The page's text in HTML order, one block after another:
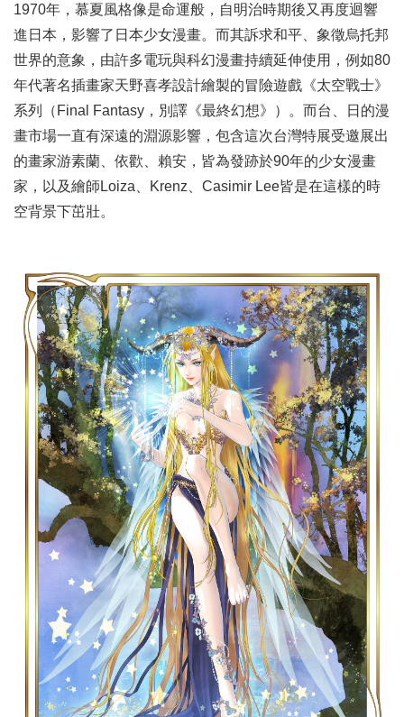
1970年，慕夏風格像是命運般，自明治時期後又再度迴響
進日本，影響了日本少女漫畫。而其訴求和平、象徵烏托邦
世界的意象，由許多電玩與科幻漫畫持續延伸使用，例如80
年代著名插畫家天野喜孝設計繪製的冒險遊戲《太空戰士》
系列（Final Fantasy，別譯《最終幻想》）。而台、日的漫
畫市場一直有深遠的淵源影響，包含這次台灣特展受邀展出
的畫家游素蘭、依歡、賴安，皆為發跡於90年的少女漫畫
家，以及繪師Loiza、Krenz、Casimir Lee皆是在這樣的時
空背景下茁壯。